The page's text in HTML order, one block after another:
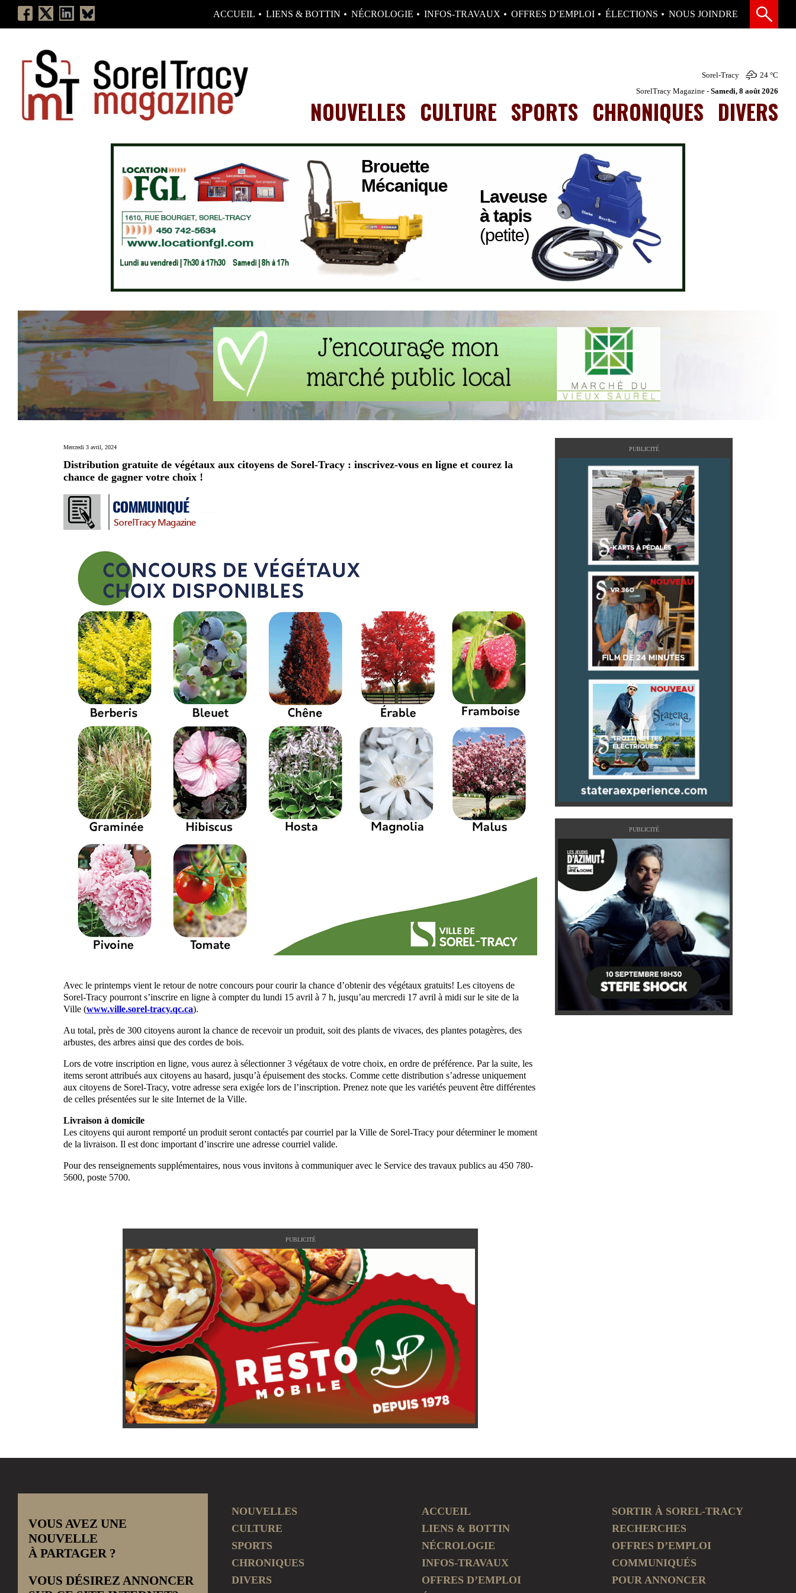
ACCUEIL LIENS & BOTTIN NÉCROLOGIE INFOS-TRAVAUX OFFRES D’EMPLOI ÉLECTIONS NOUS JOINDRE
Sorel-Tracy 24 °C
SorelTracy Magazine - Samedi, 8 août 2026
NOUVELLES CULTURE SPORTS CHRONIQUES DIVERS
Mercredi 3 avril, 2024
Distribution gratuite de végétaux aux citoyens de Sorel-Tracy : inscrivez-vous en ligne et courez la
chance de gagner votre choix !
Avec le printemps vient le retour de notre concours pour courir la chance d’obtenir des végétaux gratuits! Les citoyens de
Sorel-Tracy pourront s’inscrire en ligne à compter du lundi 15 avril à 7 h, jusqu’au mercredi 17 avril à midi sur le site de la
Ville (www.ville.sorel-tracy.qc.ca).
Au total, près de 300 citoyens auront la chance de recevoir un produit, soit des plants de vivaces, des plantes potagères, des
arbustes, des arbres ainsi que des cordes de bois.
Lors de votre inscription en ligne, vous aurez à sélectionner 3 végétaux de votre choix, en ordre de préférence. Par la suite, les
items seront attribués aux citoyens au hasard, jusqu’à épuisement des stocks. Comme cette distribution s’adresse uniquement
aux citoyens de Sorel-Tracy, votre adresse sera exigée lors de l’inscription. Prenez note que les variétés peuvent être différentes
de celles présentées sur le site Internet de la Ville.
Livraison à domicile
Les citoyens qui auront remporté un produit seront contactés par courriel par la Ville de Sorel-Tracy pour déterminer le moment
de la livraison. Il est donc important d’inscrire une adresse courriel valide.
Pour des renseignements supplémentaires, nous vous invitons à communiquer avec le Service des travaux publics au 450 780-
5600, poste 5700.
PUBLICITÉ
PUBLICITÉ
PUBLICITÉ
VOUS AVEZ UNE
NOUVELLE
À PARTAGER ?
VOUS DÉSIREZ ANNONCER
NOUVELLES
CULTURE
SPORTS
CHRONIQUES
DIVERS
ACCUEIL
LIENS & BOTTIN
NÉCROLOGIE
INFOS-TRAVAUX
OFFRES D’EMPLOI
SORTIR À SOREL-TRACY
RECHERCHES
OFFRES D’EMPLOI
COMMUNIQUÉS
POUR ANNONCER